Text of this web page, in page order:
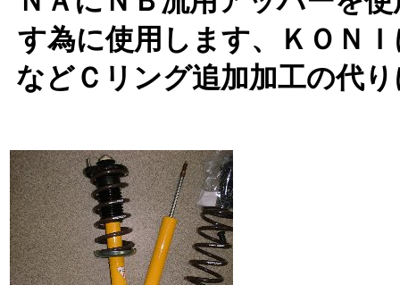
す為に使用します、ＫＯＮ
などＣリング追加加工の代